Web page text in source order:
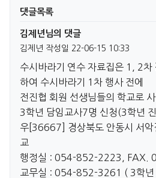
댓글목록
김제년님의 댓글
김제년 작성일 22-06-15 10:33
수시바라기 연수 자료집은 1, 2차
하여 수시바라기 1차 행사 전에
전진협 회원 선생님들의 학교로
3학년 담임교사7명 신청(3학년
우[36667] 경상북도 안동시 서악
교
행정실 : 054-852-2223, FAX.
교무실 : 054-852-3261 ( 3학